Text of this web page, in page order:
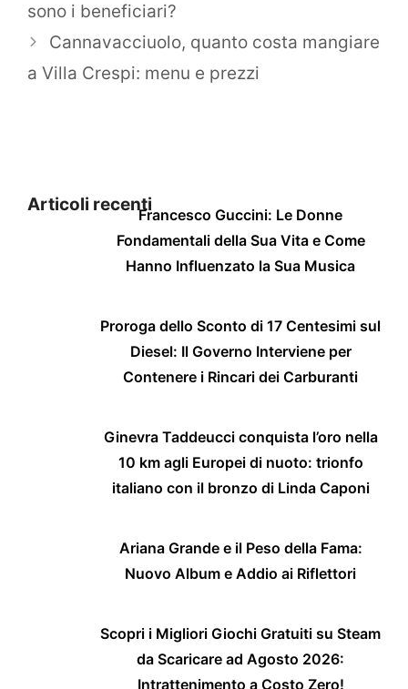
sono i beneficiari?
Cannavacciuolo, quanto costa mangiare
a Villa Crespi: menu e prezzi
Articoli recentiFrancesco Guccini: Le Donne
Fondamentali della Sua Vita e Come
Hanno Influenzato la Sua Musica
Proroga dello Sconto di 17 Centesimi sul
Diesel: Il Governo Interviene per
Contenere i Rincari dei Carburanti
Ginevra Taddeucci conquista l’oro nella
10 km agli Europei di nuoto: trionfo
italiano con il bronzo di Linda Caponi
Ariana Grande e il Peso della Fama:
Nuovo Album e Addio ai Riflettori
Scopri i Migliori Giochi Gratuiti su Steam
da Scaricare ad Agosto 2026:
Intrattenimento a Costo Zero!